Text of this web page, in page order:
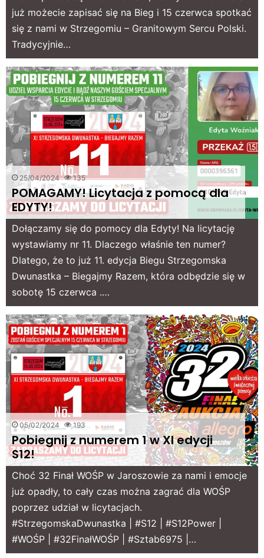
już możecie zapisać się na Bieg i 15 czerwca spotkać
się z nami w Strzegomiu – Granitowym Sercu Polski.
Tradycyjnie…
25/04/2024 135
POMAGAMY! Licytacja z pomocą dla
EDYTY!
Dołączamy się do pomocy dla Edyty! Na licytację
wystawiamy nr 11. Dlaczego właśnie ten numer?
Dlatego, że to już 11. edycja Biegu Strzegomska
Dwunastka – Biegajmy Razem, która odbędzie się w
sobotę 15 czerwca .…
05/02/2024 193
Pobiegnij z numerem 1 w XI edycji
S12!
Choć 32 Finał WOŚP w Jaroszowie za nami i emocje
już opadły, to cały czas można zagrać dla WOŚP
poprzez udział w licytacjach.
#StrzegomskaDwunastka | #S12 | #S12Power |
#WOŚP | #32FinałWOŚP | #Sztab6975 |…